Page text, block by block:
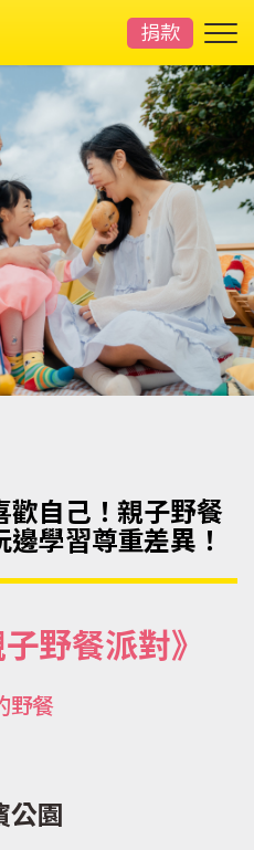
捐款
歡自己！親子野餐
學習尊重差異！
野餐派對》
野餐
公園